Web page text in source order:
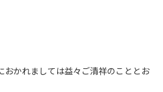
おかれましては益々ご清祥のこととお